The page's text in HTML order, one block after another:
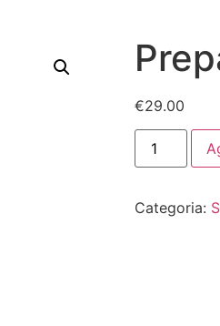
€29.00
Categoria: